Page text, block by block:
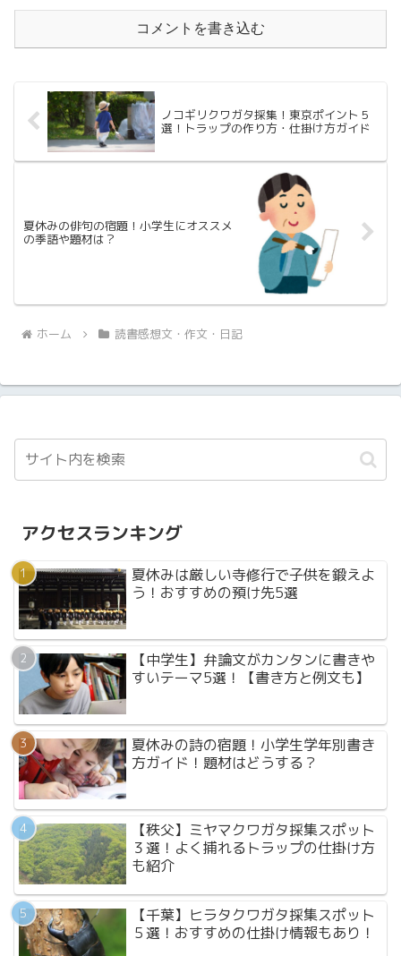
コメントを書き込む
ノコギリクワガタ採集！東京ポイント５
選！トラップの作り方・仕掛け方ガイド
夏休みの俳句の宿題！小学生にオススメ
の季語や題材は？
ホーム 読書感想文・作文・日記
アクセスランキング
夏休みは厳しい寺修行で子供を鍛えよ
う！おすすめの預け先5選
【中学生】弁論文がカンタンに書きや
すいテーマ5選！【書き方と例文も】
夏休みの詩の宿題！小学生学年別書き
【秩父】ミヤマクワガタ採集スポット
３選！よく捕れるトラップの仕掛け方
も紹介
【千葉】ヒラタクワガタ採集スポット
５選！おすすめの仕掛け情報もあり！